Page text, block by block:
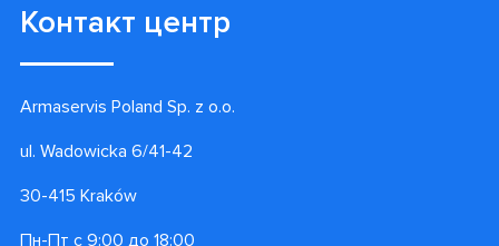
Контакт центр
Armaservis Poland Sp. z o.o.
ul. Wadowicka 6/41-42
30-415 Kraków
Пн-Пт с 9:00 до 18:00